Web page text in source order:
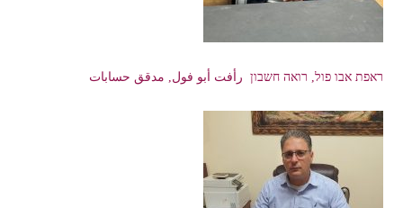
ראפת אבו פול, רואה חשבון رأفت أبو فول, مدقق حسابات